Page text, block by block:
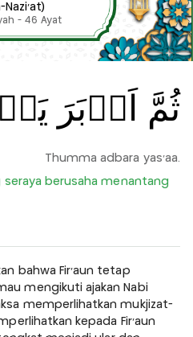
Nazi'at)
- 46 Ayat
ثُمَّ اَدۡبَرَ
Thumma adbara yas'aa.
seraya berusaha menantang
bahwa Fir'aun tetap
mengikuti ajakan Nabi
memperlihatkan mukjizat-
kepada Fir'aun